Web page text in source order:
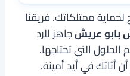
لحماية ممتلكاتك. فريقنا
بابو عريشجاهز للرد
التي تحتاجها.
أثاثك في أيد أمينة.